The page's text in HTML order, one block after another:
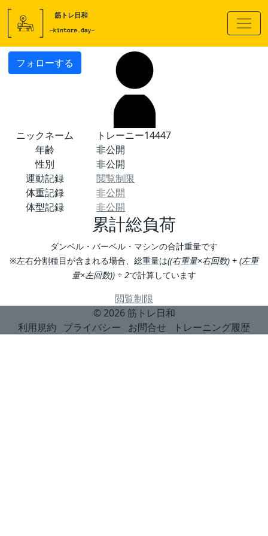
フォローする
ニックネーム
トレーニー14447
年齢
非公開
性別
非公開
運動記録
閲覧制限
体重記録
非公開
体型記録
非公開
累計総負荷
ダンベル・バーベル・マシンの合計重量です
※左右分割種目が含まれる場合、総重量は((右重量×右回数) + (左重
量×左回数)) ÷ 2で計算しています
閲覧制限
© 2026 筋トレ日和
利用規約
プライバシー お問合せ トレーニング履歴